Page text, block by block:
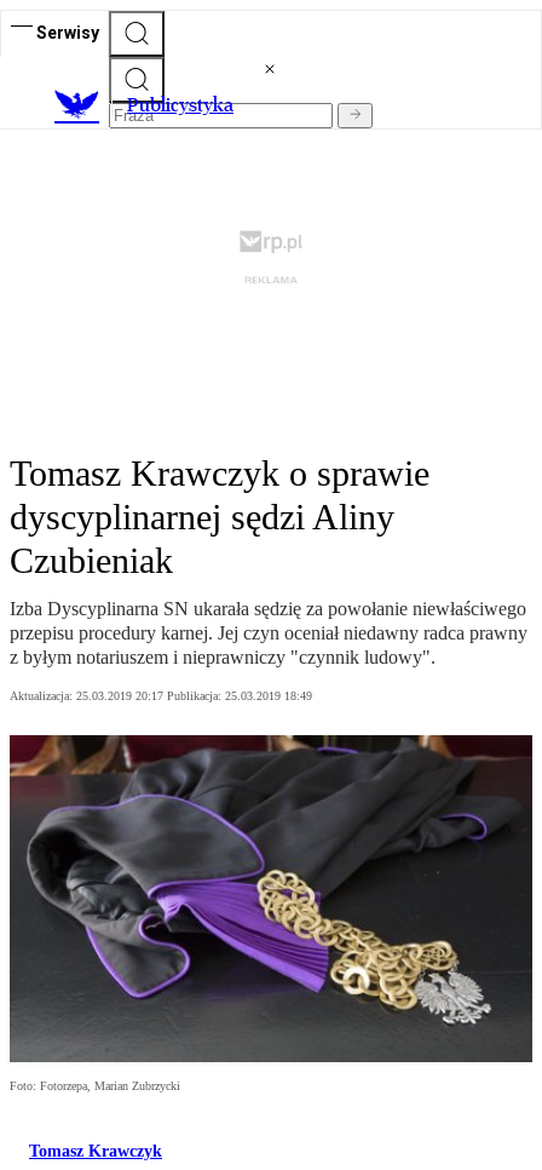
Serwisy
Publicystyka
Tomasz Krawczyk o sprawie
dyscyplinarnej sędzi Aliny
Czubieniak
Izba Dyscyplinarna SN ukarała sędzię za powołanie niewłaściwego
przepisu procedury karnej. Jej czyn oceniał niedawny radca prawny
z byłym notariuszem i nieprawniczy "czynnik ludowy".
Aktualizacja: 25.03.2019 20:17 Publikacja: 25.03.2019 18:49
Foto: Fotorzepa, Marian Zubrzycki
Tomasz Krawczyk